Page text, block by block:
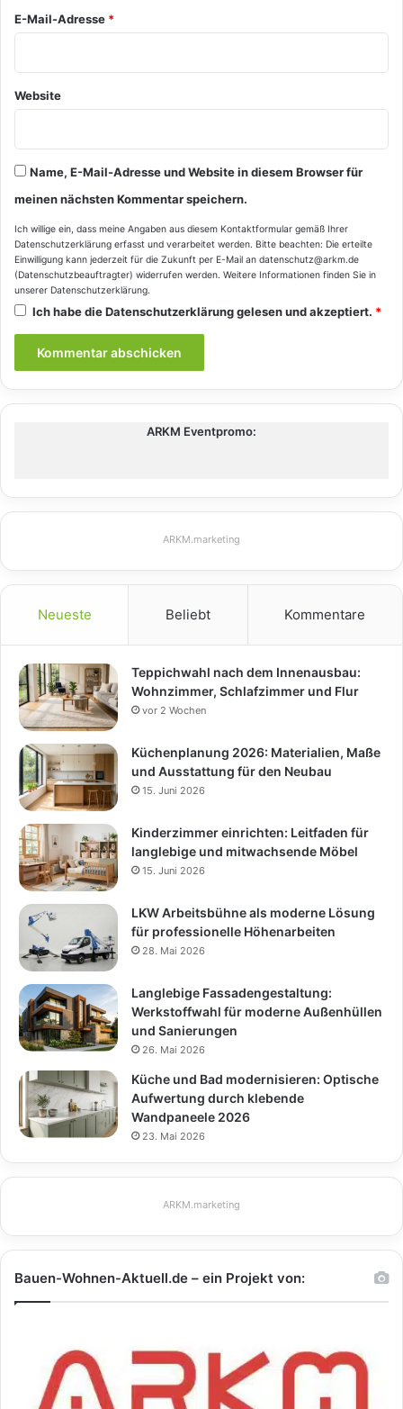
E-Mail-Adresse *
Website
Name, E-Mail-Adresse und Website in diesem Browser für
meinen nächsten Kommentar speichern.
Ich willige ein, dass meine Angaben aus diesem Kontaktformular gemäß Ihrer
Datenschutzerklärung erfasst und verarbeitet werden. Bitte beachten: Die erteilte
Einwilligung kann jederzeit für die Zukunft per E-Mail an datenschutz@arkm.de
(Datenschutzbeauftragter) widerrufen werden. Weitere Informationen finden Sie in
unserer Datenschutzerklärung.
Ich habe dieDatenschutzerklärunggelesen und akzeptiert. *
ARKM Eventpromo:
ARKM.marketing
Neueste Beliebt Kommentare
Teppichwahl nach dem Innenausbau:
Wohnzimmer, Schlafzimmer und Flur
vor 2 Wochen
Küchenplanung 2026: Materialien, Maße
und Ausstattung für den Neubau
15. Juni 2026
Kinderzimmer einrichten: Leitfaden für
langlebige und mitwachsende Möbel
15. Juni 2026
LKW Arbeitsbühne als moderne Lösung
für professionelle Höhenarbeiten
28. Mai 2026
Langlebige Fassadengestaltung:
Werkstoffwahl für moderne Außenhüllen
und Sanierungen
26. Mai 2026
Küche und Bad modernisieren: Optische
Aufwertung durch klebende
Wandpaneele 2026
23. Mai 2026
ARKM.marketing
Bauen-Wohnen-Aktuell.de – ein Projekt von: